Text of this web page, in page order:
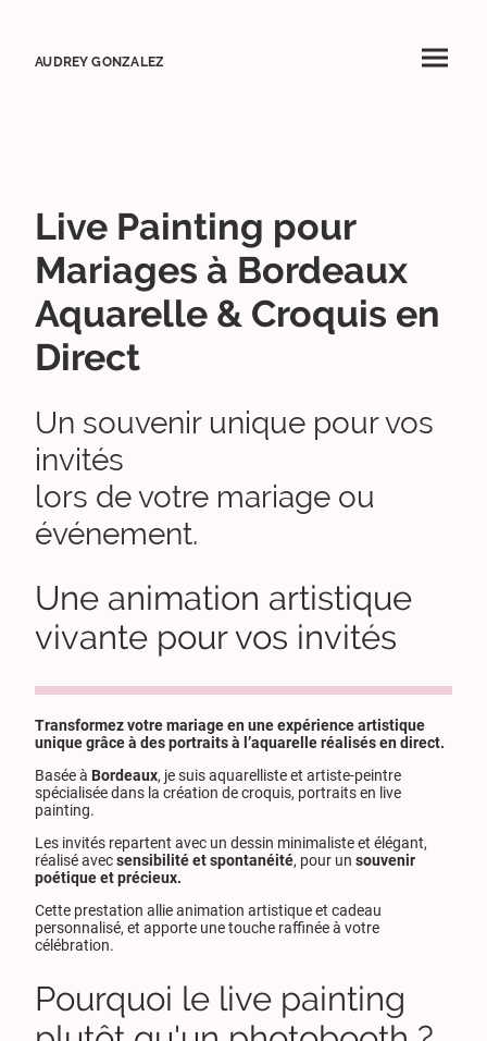
AUDREY GONZALEZ
Live Painting pour
Mariages à Bordeaux
Aquarelle & Croquis en
Direct
Un souvenir unique pour vos
invités
lors de votre mariage ou
événement.
Une animation artistique
vivante pour vos invités
Transformez votre mariage en une expérience artistique
unique grâce à des portraits à l’aquarelle réalisés en direct.
Basée à Bordeaux, je suis aquarelliste et artiste-peintre
spécialisée dans la création de croquis, portraits en live
painting.
Les invités repartent avec un dessin minimaliste et élégant,
réalisé avecsensibilité et spontanéité, pour un souvenir
poétique et précieux.
Cette prestation allie animation artistique et cadeau
personnalisé, et apporte une touche raffinée à votre
célébration.
Pourquoi le live painting